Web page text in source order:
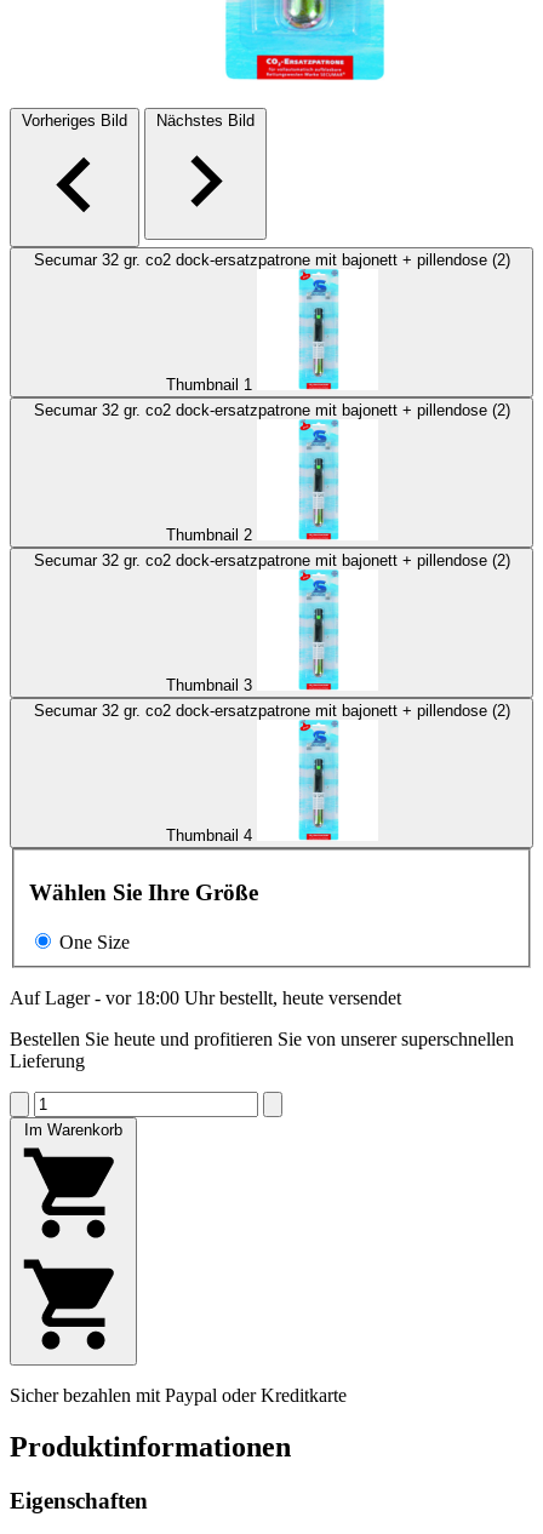
Vorheriges Bild Nächstes Bild
Secumar 32 gr. co2 dock-ersatzpatrone mit bajonett + pillendose (2)
Thumbnail 1
Secumar 32 gr. co2 dock-ersatzpatrone mit bajonett + pillendose (2)
Thumbnail 2
Secumar 32 gr. co2 dock-ersatzpatrone mit bajonett + pillendose (2)
Thumbnail 3
Secumar 32 gr. co2 dock-ersatzpatrone mit bajonett + pillendose (2)
Thumbnail 4
Wählen Sie Ihre Größe
One Size
Auf Lager - vor 18:00 Uhr bestellt, heute versendet
Bestellen Sie heute und profitieren Sie von unserer superschnellen
Lieferung
Im Warenkorb
Sicher bezahlen mit Paypal oder Kreditkarte
Produktinformationen
Eigenschaften